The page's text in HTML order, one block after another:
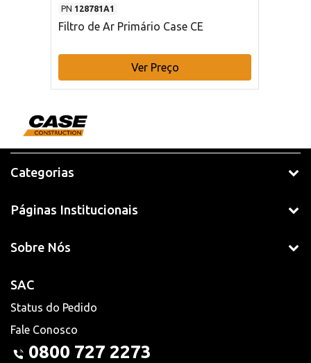
PN 128781A1
Filtro de Ar Primário Case CE
Ver Preço
Categorias
Páginas Institucionais
Sobre Nós
SAC
Status do Pedido
Fale Conosco
0800 727 2273